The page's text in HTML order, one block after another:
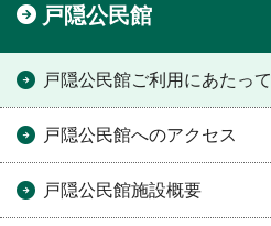
戸隠公民館
戸隠公民館ご利用にあたって
戸隠公民館へのアクセス
戸隠公民館施設概要